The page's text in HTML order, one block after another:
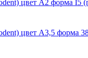
цвет A2 форма I5
цвет А3,5 форма